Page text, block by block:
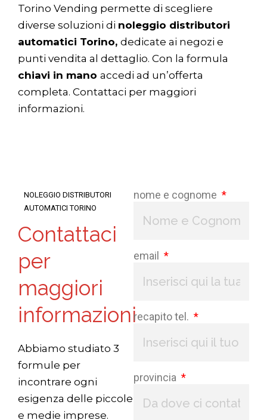
Torino Vending permette di scegliere
diverse soluzioni di noleggio distributori
automatici Torino, dedicate ai negozi e
punti vendita al dettaglio. Con la formula
chiavi in mano accedi ad un’offerta
completa. Contattaci per maggiori
informazioni.
NOLEGGIO DISTRIBUTORI
AUTOMATICI TORINO
Contattaci
per
maggiori
informazioni
Abbiamo studiato 3
formule per
incontrare ogni
esigenza delle piccole
e medie imprese.
nome e cognome
email
recapito tel.
provincia